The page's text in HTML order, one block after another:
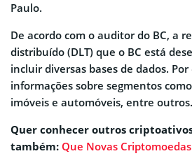
Paulo.
De acordo com o auditor do BC, a
distribuído (DLT) que o BC está
incluir diversas bases de dados.
informações sobre segmentos
imóveis e automóveis, entre outros.
Quer conhecer outros
também: Que Novas